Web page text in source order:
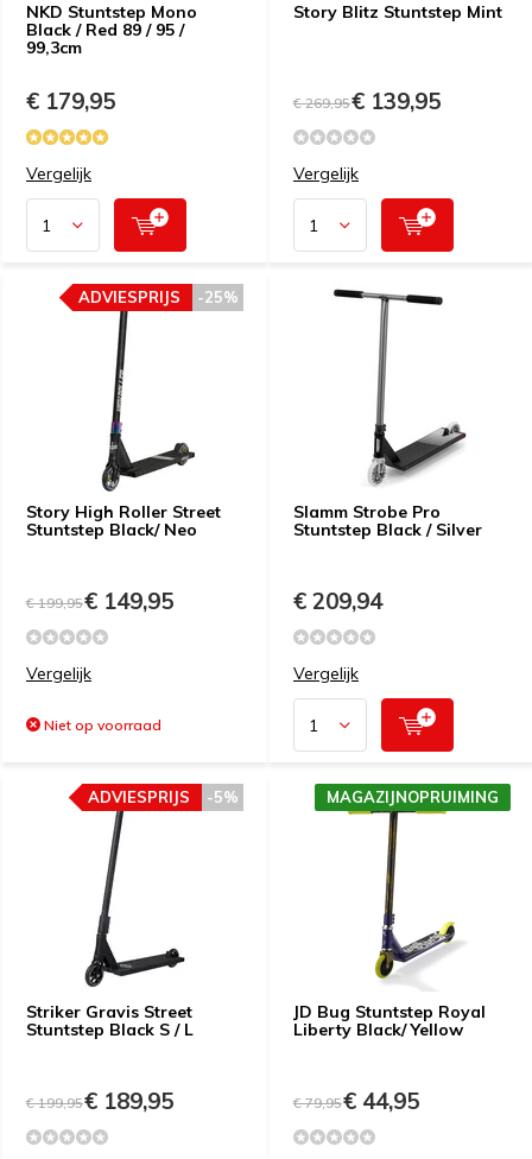
NKD Stuntstep Mono
Black / Red 89 / 95 /
99,3cm
€ 179,95
Vergelijk
Story Blitz Stuntstep Mint
€ 269,95€ 139,95
Vergelijk
Story High Roller Street
Stuntstep Black/ Neo
-25%
ADVIESPRIJS
€ 199,95€ 149,95
Vergelijk
Niet op voorraad
Slamm Strobe Pro
Stuntstep Black / Silver
€ 209,94
Vergelijk
Striker Gravis Street
Stuntstep Black S / L
-5%
ADVIESPRIJS
€ 199,95€ 189,95
JD Bug Stuntstep Royal
Liberty Black/ Yellow
MAGAZIJNOPRUIMING
€ 79,95€ 44,95